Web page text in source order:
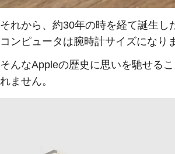
それから、約30年の時を経て誕生し
コンピュータは腕時計サイズになり
そんなAppleの歴史に思いを馳せる
れません。